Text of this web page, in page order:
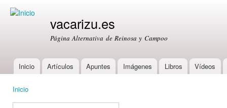
vacarizu.es
Página Alternativa de Reinosa y Campoo
Main menu
Inicio Artículos Apuntes Imágenes Libros Vídeos
Inicio